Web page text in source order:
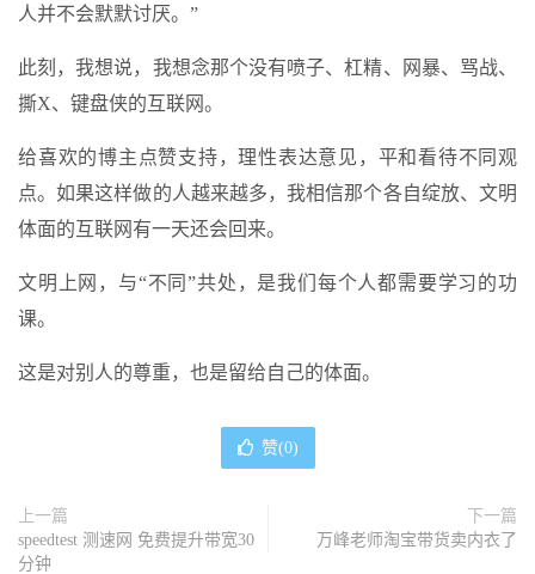
人并不会默默讨厌。”
此刻，我想说，我想念那个没有喷子、杠精、网暴、骂战、
撕X、键盘侠的互联网。
给喜欢的博主点赞支持，理性表达意见，平和看待不同观
点。如果这样做的人越来越多，我相信那个各自绽放、文明
体面的互联网有一天还会回来。
文明上网，与“不同”共处，是我们每个人都需要学习的功
课。
这是对别人的尊重，也是留给自己的体面。
赞(0)
上一篇
speedtest 测速网 免费提升带宽30
分钟
下一篇
万峰老师淘宝带货卖内衣了